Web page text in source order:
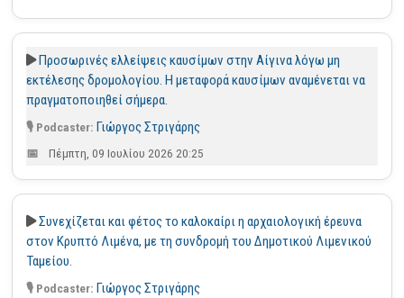
Προσωρινές ελλείψεις καυσίμων στην Αίγινα λόγω μη
εκτέλεσης δρομολογίου. Η μεταφορά καυσίμων αναμένεται να
πραγματοποιηθεί σήμερα.
Γιώργος Στριγάρης
Πέμπτη, 09 Ιουλίου 2026 20:25
Συνεχίζεται και φέτος το καλοκαίρι η αρχαιολογική έρευνα
στον Κρυπτό Λιμένα, με τη συνδρομή του Δημοτικού Λιμενικού
Ταμείου.
Γιώργος Στριγάρης